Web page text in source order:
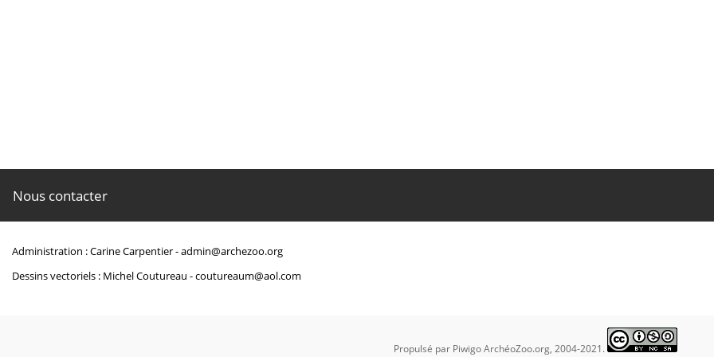
http://www.biodiversitylibrary.org/item/148029#page/151/mode/1up
Nous contacter
Administration : Carine Carpentier -admin@archezoo.org
Dessins vectoriels : Michel Coutureau -coutureaum@aol.com
Propulsé par PiwigoArchéoZoo.org, 2004-2021.